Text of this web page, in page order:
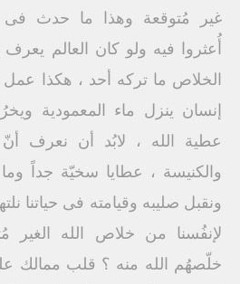
غير مُتوقعة وهذا ما حدث فى
أُعثروا فيه ولو كان العالم
الخلاص ما تركه أحد ، هكذا
إنسان ينزل ماء المعمودية
عطية الله ، لابُد أن نعرف أنّ
والكنيسة ، عطايا سخيّة جداً وما
ونقبل صليبه وقيامته فى حياتنا
لإنفُسنا من خلاص الله
خلّصهُم الله منه ؟ قلب ممالك